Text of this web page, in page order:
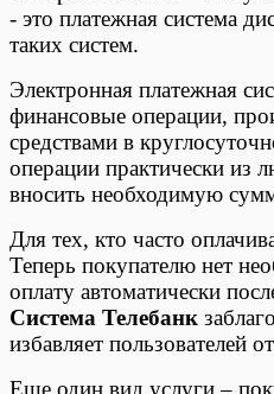
- это платежная система
таких систем.
Электронная платежная
финансовые операции,
средствами в
операции практически из
вносить необходимую
Для тех, кто часто
Теперь покупателю нет
оплату автоматически
Система Телебанк
избавляет
Еще один вид услуги –